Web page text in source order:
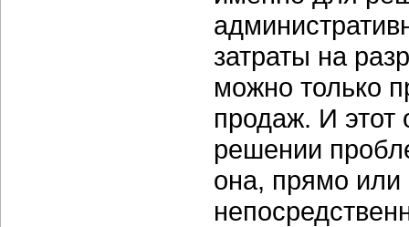
затраты на
можно только
продаж. И этот
решении
она, прямо или